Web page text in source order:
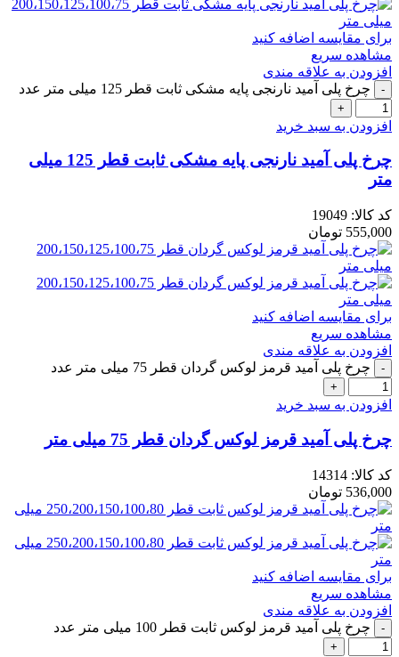
برای مقایسه اضافه کنید
مشاهده سریع
افزودن به علاقه مندی
چرخ پلی آمید نارنجی پایه مشکی ثابت قطر 125 میلی متر عدد
افزودن به سبد خرید
چرخ پلی آمید نارنجی پایه مشکی ثابت قطر 125 میلی
متر
کد کالا: 19049
555,000 تومان
برای مقایسه اضافه کنید
مشاهده سریع
افزودن به علاقه مندی
چرخ پلی آمید قرمز لوکس گردان قطر 75 میلی متر عدد
افزودن به سبد خرید
چرخ پلی آمید قرمز لوکس گردان قطر 75 میلی متر
کد کالا: 14314
536,000 تومان
برای مقایسه اضافه کنید
مشاهده سریع
افزودن به علاقه مندی
چرخ پلی آمید قرمز لوکس ثابت قطر 100 میلی متر عدد